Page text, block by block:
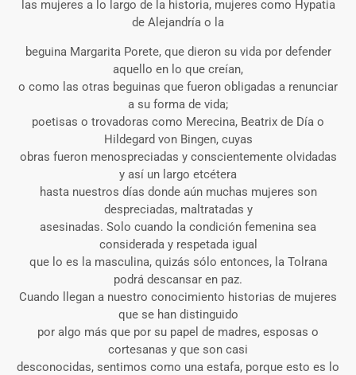
las mujeres a lo largo de la historia, mujeres como Hypatia
de Alejandría o la
beguina Margarita Porete, que dieron su vida por defender
aquello en lo que creían,
o como las otras beguinas que fueron obligadas a renunciar
a su forma de vida;
poetisas o trovadoras como Merecina, Beatrix de Día o
Hildegard von Bingen, cuyas
obras fueron menospreciadas y conscientemente olvidadas
y así un largo etcétera
hasta nuestros días donde aún muchas mujeres son
despreciadas, maltratadas y
asesinadas. Solo cuando la condición femenina sea
considerada y respetada igual
que lo es la masculina, quizás sólo entonces, la Tolrana
podrá descansar en paz.
Cuando llegan a nuestro conocimiento historias de mujeres
que se han distinguido
por algo más que por su papel de madres, esposas o
cortesanas y que son casi
desconocidas, sentimos como una estafa, porque esto es lo